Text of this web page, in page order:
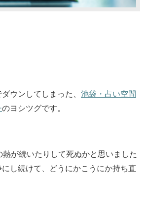
ウンしてしまった、 池袋・占い空間
のヨシツグです。
が続いたりして死ぬかと思いました
し続けて、どうにかこうにか持ち直